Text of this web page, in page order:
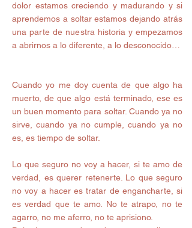
dolor estamos creciendo y madurando y si
aprendemos a soltar estamos dejando atrás
una parte de nuestra historia y empezamos
a abrirnos a lo diferente, a lo desconocido…
Cuando yo me doy cuenta de que algo ha
muerto, de que algo está terminado, ese es
un buen momento para soltar. Cuando ya no
sirve, cuando ya no cumple, cuando ya no
es, es tiempo de soltar.
Lo que seguro no voy a hacer, si te amo de
verdad, es querer retenerte. Lo que seguro
no voy a hacer es tratar de engancharte, si
es verdad que te amo. No te atrapo, no te
agarro, no me aferro, no te aprisiono.